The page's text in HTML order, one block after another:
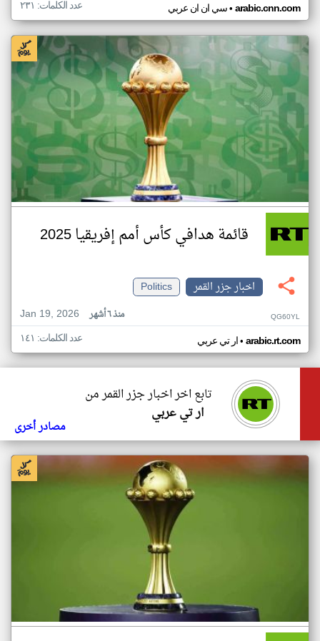
سي ان ان عربي• arabic.cnn.com عدد الكلمات: ٢٣١
قائمة هدافي كأس أمم إفريقيا 2025
اخبار جزر القمر
Politics
Jan 19, 2026
منذ ٦ أشهر QG60YL
ار تي عربي• arabic.rt.com عدد الكلمات: ١٤١
تابع اخر اخبار جزر القمر من
ار تي عربي
مصادر أخرى